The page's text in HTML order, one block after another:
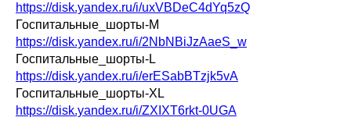
https://disk.yandex.ru/i/uxVBDeC4dYq5zQ
Госпитальные_шорты-M
https://disk.yandex.ru/i/2NbNBiJzAaeS_w
Госпитальные_шорты-L
https://disk.yandex.ru/i/erESabBTzjk5vA
Госпитальные_шорты-XL
https://disk.yandex.ru/i/ZXIXT6rkt-0UGA